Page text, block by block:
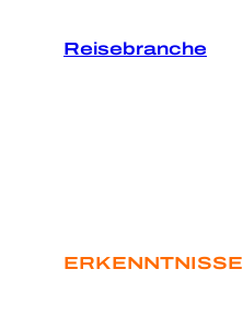
Reisebranche
ERKENNTNISSE